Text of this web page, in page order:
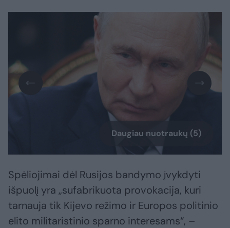
Daugiau nuotraukų (5)
Spėliojimai dėl Rusijos bandymo įvykdyti
išpuolį yra „sufabrikuota provokacija, kuri
tarnauja tik Kijevo režimo ir Europos politinio
elito militaristinio sparno interesams“, –